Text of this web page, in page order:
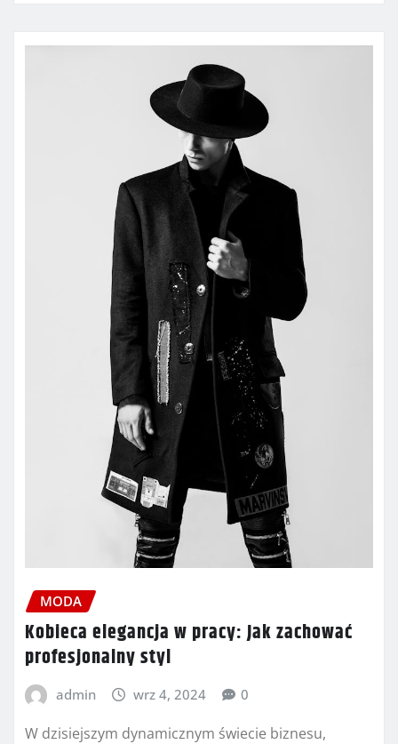
MODA
Kobieca elegancja w pracy: Jak zachować
profesjonalny styl
admin wrz 4, 2024 0
W dzisiejszym dynamicznym świecie biznesu,